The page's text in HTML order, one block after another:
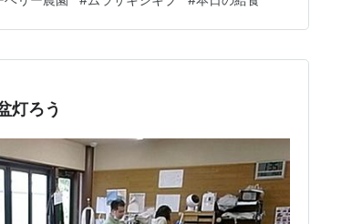
カゴや飲み物を準備…
灯ろう